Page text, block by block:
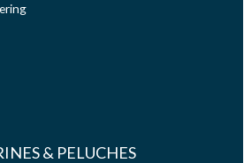
& PELUCHES